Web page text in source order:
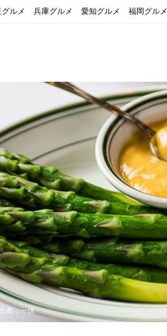
ルメ 兵庫グルメ 愛知グルメ 福岡グルメ
出典：一休